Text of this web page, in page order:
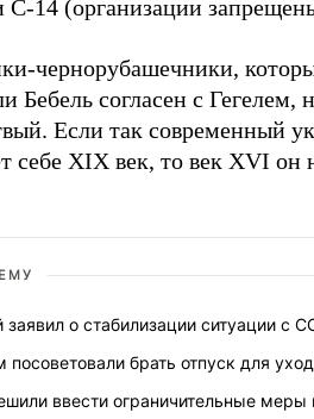
С-14 (организации
чернорубашечники,
Бебель согласен с Гегелем,
Если так современный
себе XIX век, то век XVI он
заявил о стабилизации ситуации с
посоветовали брать отпуск для
ввести ограничительные меры